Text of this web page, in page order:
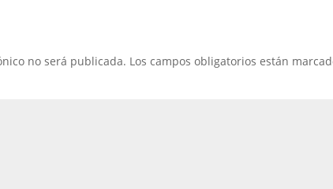
no será publicada. Los campos obligatorios están